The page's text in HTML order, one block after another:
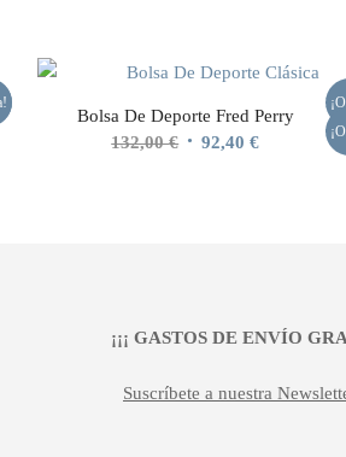
Bolsa De Deporte Fred Perry
132,00€ El 92,40€El
¡¡¡ GASTOS DE ENVÍO
Suscríbete a nuestra